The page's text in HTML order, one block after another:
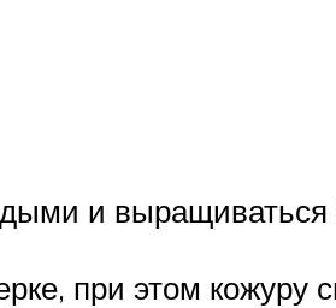
и выращиваться
при этом кожуру